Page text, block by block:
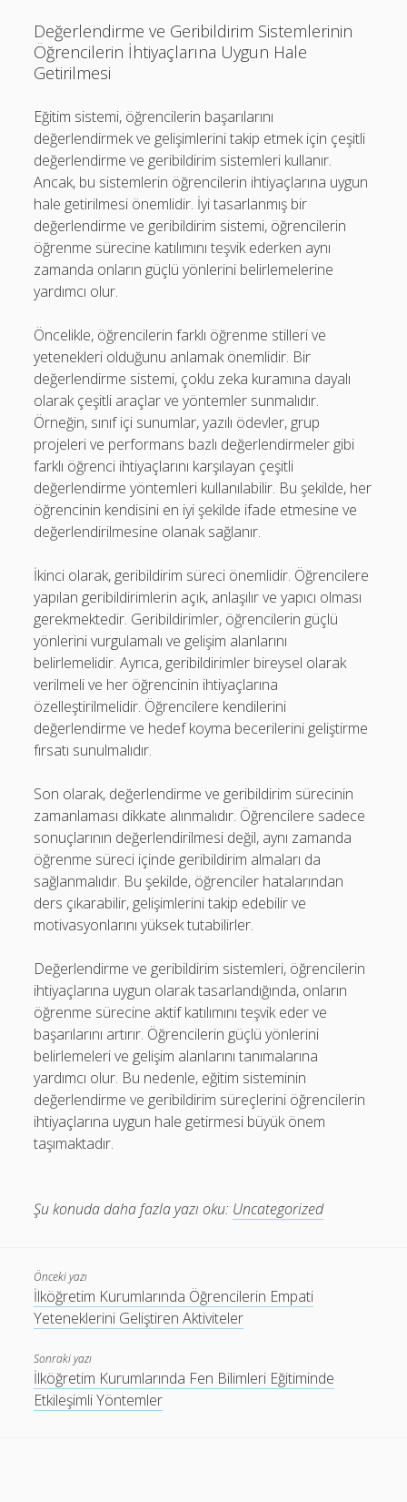
Değerlendirme ve Geribildirim Sistemlerinin
Öğrencilerin İhtiyaçlarına Uygun Hale
Getirilmesi
Eğitim sistemi, öğrencilerin başarılarını
değerlendirmek ve gelişimlerini takip etmek için çeşitli
değerlendirme ve geribildirim sistemleri kullanır.
Ancak, bu sistemlerin öğrencilerin ihtiyaçlarına uygun
hale getirilmesi önemlidir. İyi tasarlanmış bir
değerlendirme ve geribildirim sistemi, öğrencilerin
öğrenme sürecine katılımını teşvik ederken aynı
zamanda onların güçlü yönlerini belirlemelerine
yardımcı olur.
Öncelikle, öğrencilerin farklı öğrenme stilleri ve
yetenekleri olduğunu anlamak önemlidir. Bir
değerlendirme sistemi, çoklu zeka kuramına dayalı
olarak çeşitli araçlar ve yöntemler sunmalıdır.
Örneğin, sınıf içi sunumlar, yazılı ödevler, grup
projeleri ve performans bazlı değerlendirmeler gibi
farklı öğrenci ihtiyaçlarını karşılayan çeşitli
değerlendirme yöntemleri kullanılabilir. Bu şekilde, her
öğrencinin kendisini en iyi şekilde ifade etmesine ve
değerlendirilmesine olanak sağlanır.
İkinci olarak, geribildirim süreci önemlidir. Öğrencilere
yapılan geribildirimlerin açık, anlaşılır ve yapıcı olması
gerekmektedir. Geribildirimler, öğrencilerin güçlü
yönlerini vurgulamalı ve gelişim alanlarını
belirlemelidir. Ayrıca, geribildirimler bireysel olarak
verilmeli ve her öğrencinin ihtiyaçlarına
özelleştirilmelidir. Öğrencilere kendilerini
değerlendirme ve hedef koyma becerilerini geliştirme
fırsatı sunulmalıdır.
Son olarak, değerlendirme ve geribildirim sürecinin
zamanlaması dikkate alınmalıdır. Öğrencilere sadece
sonuçlarının değerlendirilmesi değil, aynı zamanda
öğrenme süreci içinde geribildirim almaları da
sağlanmalıdır. Bu şekilde, öğrenciler hatalarından
ders çıkarabilir, gelişimlerini takip edebilir ve
motivasyonlarını yüksek tutabilirler.
Değerlendirme ve geribildirim sistemleri, öğrencilerin
ihtiyaçlarına uygun olarak tasarlandığında, onların
öğrenme sürecine aktif katılımını teşvik eder ve
başarılarını artırır. Öğrencilerin güçlü yönlerini
belirlemeleri ve gelişim alanlarını tanımalarına
yardımcı olur. Bu nedenle, eğitim sisteminin
değerlendirme ve geribildirim süreçlerini öğrencilerin
ihtiyaçlarına uygun hale getirmesi büyük önem
taşımaktadır.
Şu konuda daha fazla yazı oku: Uncategorized
Önceki yazı
İlköğretim Kurumlarında Öğrencilerin Empati
Yeteneklerini Geliştiren Aktiviteler
Sonraki yazı
İlköğretim Kurumlarında Fen Bilimleri Eğitiminde
Etkileşimli Yöntemler